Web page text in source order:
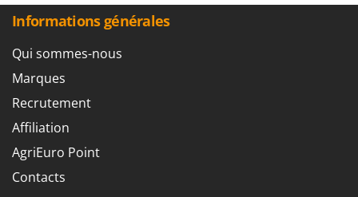
New O.M.R.A.
Ninja
Novatec
Novital
NuAir
NuovaFac
Informations générales
Qui sommes-nous
Marques
Recrutement
Affiliation
AgriEuro Point
Contacts